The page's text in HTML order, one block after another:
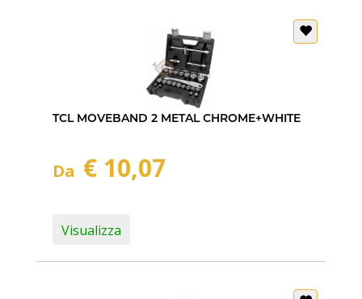
TCL MOVEBAND 2 METAL CHROME+WHITE
Da € 10,07
Visualizza